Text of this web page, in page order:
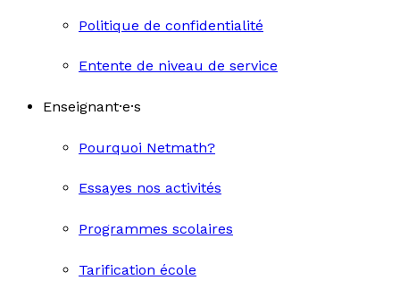
Politique de confidentialité
Entente de niveau de service
Enseignant·e·s
Pourquoi Netmath?
Essayes nos activités
Programmes scolaires
Tarification école